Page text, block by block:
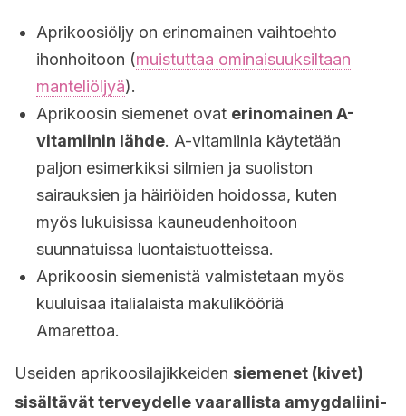
Aprikoosiöljy on erinomainen vaihtoehto
ihonhoitoon (muistuttaa ominaisuuksiltaan
manteliöljyä).
Aprikoosin siemenet ovat erinomainen A-
vitamiinin lähde. A-vitamiinia käytetään
paljon esimerkiksi silmien ja suoliston
sairauksien ja häiriöiden hoidossa, kuten
myös lukuisissa kauneudenhoitoon
suunnatuissa luontaistuotteissa.
Aprikoosin siemenistä valmistetaan myös
kuuluisaa italialaista makulikööriä
Amarettoa.
Useiden aprikoosilajikkeiden siemenet (kivet)
sisältävät terveydelle vaarallista amygdaliini-